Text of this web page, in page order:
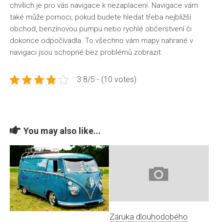
chvílích je pro vás navigace k nezaplacení. Navigace vám
také může pomoci, pokud budete hledat třeba nejbližší
obchod, benzínovou pumpu nebo rychlé občerstvení či
dokonce odpočívadla. To všechno vám mapy nahrané v
navigaci jsou schopné bez problémů zobrazit.
3.8/5 - (10 votes)
You may also like...
Záruka dlouhodobého